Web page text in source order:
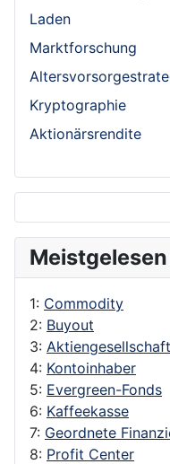
Laden
Marktforschung
Kryptographie
Aktionärsrendite
Meistgelesen
1: Commodity
2: Buyout
3: Aktiengesellschaft
4: Kontoinhaber
5: Evergreen-Fonds
6: Kaffeekasse
7: Geordnete
8: Profit Center